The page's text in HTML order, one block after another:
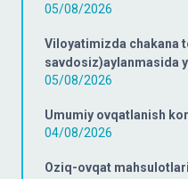
05/08/2026
Viloyatimizda chakana
savdosiz)aylanmasida
05/08/2026
Umumiy ovqatlanish
04/08/2026
Oziq-ovqat